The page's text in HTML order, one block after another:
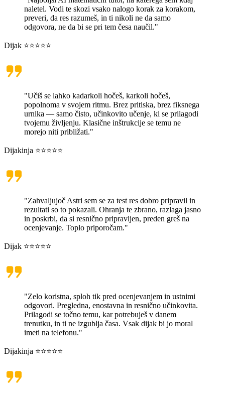
naletel. Vodi te skozi vsako nalogo korak za korakom,
preveri, da res razumeš, in ti nikoli ne da samo
odgovora, ne da bi se pri tem česa naučil."
Dijak ⭐⭐⭐⭐⭐
"Učiš se lahko kadarkoli hočeš, karkoli hočeš,
popolnoma v svojem ritmu. Brez pritiska, brez fiksnega
urnika — samo čisto, učinkovito učenje, ki se prilagodi
tvojemu življenju. Klasične inštrukcije se temu ne
morejo niti približati."
Dijakinja ⭐⭐⭐⭐⭐
"Zahvaljujoč Astri sem se za test res dobro pripravil in
rezultati so to pokazali. Ohranja te zbrano, razlaga jasno
in poskrbi, da si resnično pripravljen, preden greš na
ocenjevanje. Toplo priporočam."
Dijak ⭐⭐⭐⭐⭐
"Zelo koristna, sploh tik pred ocenjevanjem in ustnimi
odgovori. Pregledna, enostavna in resnično učinkovita.
Prilagodi se točno temu, kar potrebuješ v danem
trenutku, in ti ne izgublja časa. Vsak dijak bi jo moral
imeti na telefonu."
Dijakinja ⭐⭐⭐⭐⭐